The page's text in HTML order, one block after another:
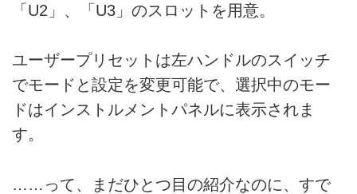
「U2」、「U3」のスロットを用意。
ユーザープリセットは左ハンドルのスイッチ
でモードと設定を変更可能で、選択中のモー
ドはインストルメントパネルに表示されま
す。
……って、まだひとつ目の紹介なのに、すで